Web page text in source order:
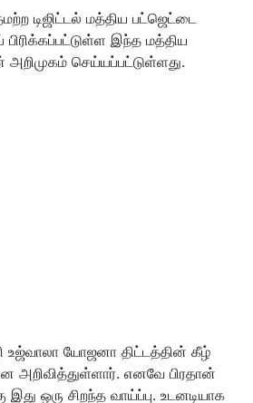
டிஜிட்டல் மத்திய பட்ஜெட்டை
இந்த மத்திய
அறிமுகம் செய்யப்பட்டுள்ளது.
உஜ்வாலா யோஜனா திட்டத்தின் கீழ்
எனவே பிரதான்
ஒரு சிறந்த வாய்ப்பு. உடனடியாக